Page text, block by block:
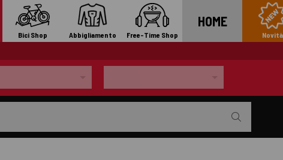
Bici Shop Abbigliamento Free-Time Shop
HOME
Novità